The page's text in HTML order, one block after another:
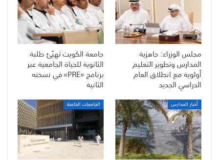
مجلس الوزراء: جاهزية
المدارس وتطوير التعليم
أولوية مع انطلاق العام
الدراسي الجديد
جامعة الكويت تهيّئ طلبة
الثانوية للحياة الجامعية عبر
برنامج «PRE» في نسخته
الثانية
أخبار المدارس الجامعات الخاصة